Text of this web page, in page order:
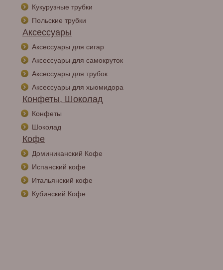
Кукурузные трубки
Польские трубки
Аксессуары
Аксессуары для сигар
Аксессуары для самокруток
Аксессуары для трубок
Аксессуары для хьюмидора
Конфеты, Шоколад
Конфеты
Шоколад
Кофе
Доминиканский Кофе
Испанский кофе
Итальянский кофе
Кубинский Кофе